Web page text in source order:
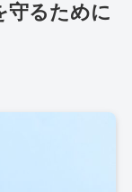
守るために